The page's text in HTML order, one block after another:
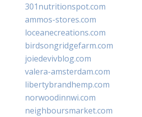
301nutritionspot.com
ammos-stores.com
loceanecreations.com
birdsongridgefarm.com
joiedevivblog.com
valera-amsterdam.com
libertybrandhemp.com
norwoodinnwi.com
neighboursmarket.com